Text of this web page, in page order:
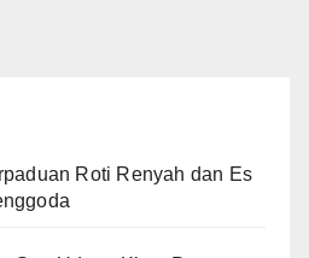
Roti Renyah dan Es